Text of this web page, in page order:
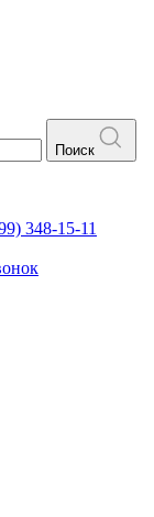
Поиск
348-15-11